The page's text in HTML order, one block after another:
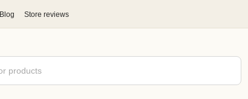
Blog Store reviews